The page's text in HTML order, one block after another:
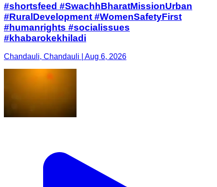
#shortsfeed #SwachhBharatMissionUrban
#RuralDevelopment #WomenSafetyFirst
#humanrights #socialissues
#khabarokekhiladi
Chandauli, Chandauli | Aug 6, 2026